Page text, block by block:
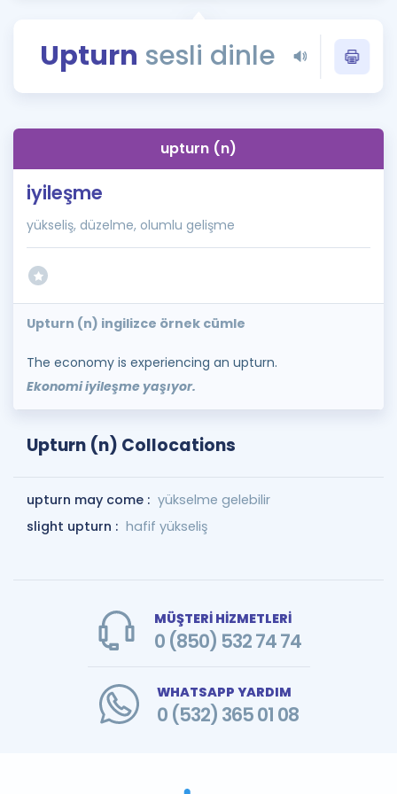
Rehberlik Aracı
ÖSYM Sınav Takvimi
Kampanyalar
Blog
Upturn sesli dinle
upturn (n)
iyileşme
yükseliş, düzelme, olumlu gelişme
Upturn (n) ingilizce örnek cümle
The economy is experiencing an upturn.
Ekonomi iyileşme yaşıyor.
Upturn (n) Collocations
upturn may come : yükselme gelebilir
slight upturn : hafif yükseliş
MÜŞTERİ HİZMETLERİ
0 (850) 532 74 74
WHATSAPP YARDIM
0 (532) 365 01 08